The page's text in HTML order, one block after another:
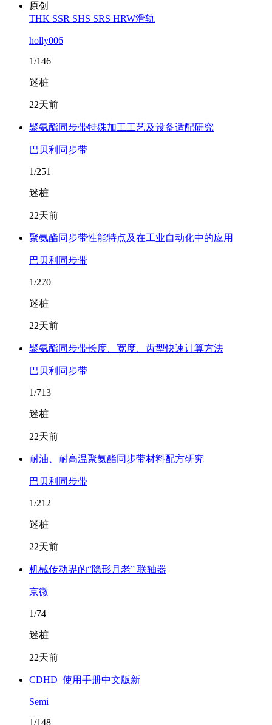
原创
THK SSR SHS SRS HRW滑轨
holly006
1/146
迷桩
22天前
聚氨酯同步带特殊加工工艺及设备适配研究
巴贝利同步带
1/251
迷桩
22天前
聚氨酯同步带性能特点及在工业自动化中的应用
巴贝利同步带
1/270
迷桩
22天前
聚氨酯同步带长度、宽度、齿型快速计算方法
巴贝利同步带
1/713
迷桩
22天前
耐油、耐高温聚氨酯同步带材料配方研究
巴贝利同步带
1/212
迷桩
22天前
机械传动界的“隐形月老” 联轴器
京微
1/74
迷桩
22天前
CDHD_使用手册中文版新
Semi
1/148